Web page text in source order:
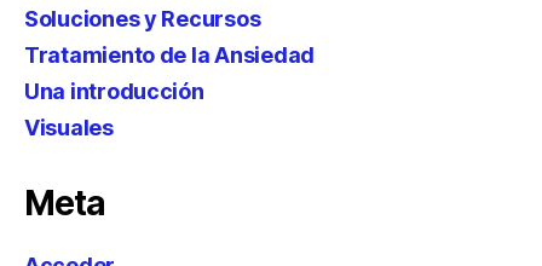
Soluciones y Recursos
Tratamiento de la Ansiedad
Una introducción
Visuales
Meta